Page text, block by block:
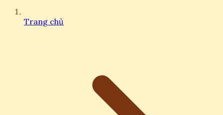
Trang chủ